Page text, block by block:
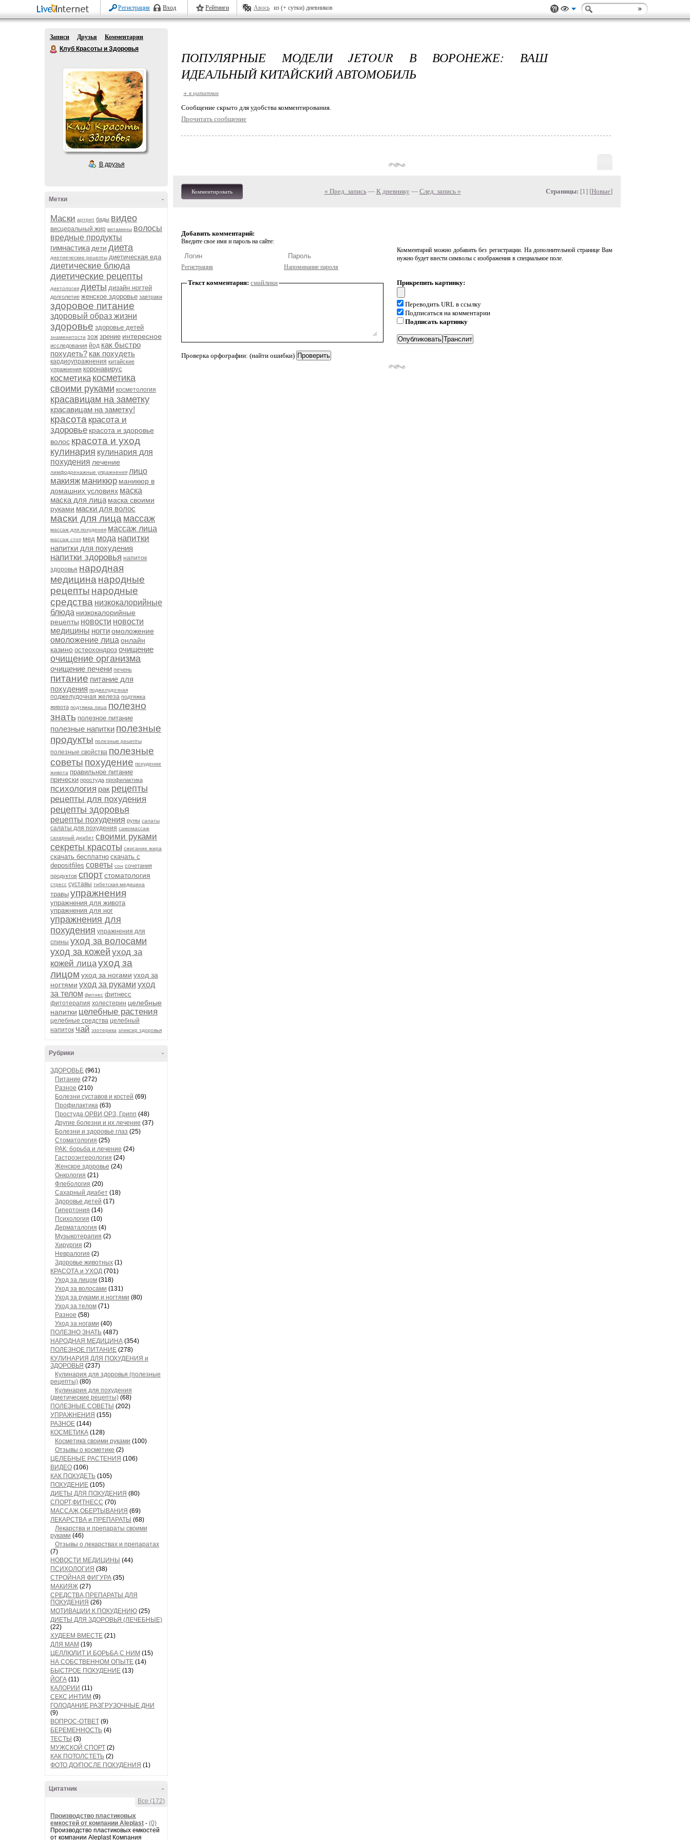
Регистрация Вход Рейтинги Авось из (+ сутки) дневников
Записи Друзья
Комментарии
Клуб Красоты и Здоровья
В друзья
-
Метки
Маски артрит бады видео
висцеральный жир витамины волосы
вредные продукты
гимнастика дети диета
диетиеческие рецепты диетическая еда
диетические блюда
диетические рецепты
диетология диеты дизайн ногтей
долголетие женское здоровье завтраки
здоровое питание
здоровый образ жизни
здоровье здоровье детей
знаменитости зож зрение интересное
исследования йод как быстро
похудеть? как похудеть
кардиоупражнения китайские
упражнения коронавирус
косметика косметика
своими руками косметология
красавицам на заметку
красавицам на заметку!
красота красота и
здоровье красота и здоровье
волос красота и уход
кулинария кулинария для
похудения лечение
лимфодренажные упражнения лицо
макияж маникюр маникюр в
домашних условиях маска
маска для лица маска своими
руками маски для волос
маски для лица массаж
массаж для похудения массаж лица
массаж стоп мед мода напитки
напитки для похудения
напитки здоровья напиток
здоровья народная
медицина народные
рецепты народные
средства низкокалорийные
блюда низкокалорийные
рецепты новости новости
медицины ногтиомоложение
омоложение лица онлайн
казино остеохондроз очищение
очищение организма
очищение печени печень
питание питание для
похудения поджелудочная
поджелудочная железа подтяжка
живота подтяжка лица полезно
знать полезное питание
полезные напитки полезные
продукты полезные рецепты
полезные свойства полезные
советы похудение похудение
живота правильное питание
прически простуда профилактика
психология рак рецепты
рецепты для похудения
рецепты здоровья
рецепты похудения руны салаты
салаты для похудения самомассаж
сахарный диабет своими руками
секреты красоты сжигание жира
скачать бесплатно скачать с
depositfiles советы сон сочетания
продуктов спортстоматология
стресс суставы тибетская медицина
травы упражнения
упражнения для живота
упражнения для ног
упражнения для
похудения упражнения для
спины уход за волосами
уход за кожей уход за
кожей лицауход за
лицом уход за ногами уход за
ногтями уход за руками уход
за телом фитнес фитнесс
фитотерапия холестерин целебные
напитки целебные растения
целебные средства целебный
напиток чай эзотерика эликсир здоровья
-
Рубрики
ЗДОРОВЬЕ (961)
Питание (272)
Разное (210)
Болезни суставов и костей (69)
Профилактика (63)
Простуда,ОРВИ,ОРЗ, Грипп (48)
Другие болезни и их лечение (37)
Болезни и здоровье глаз (25)
Стоматология (25)
РАК: борьба и лечение (24)
Гастроэнтерология (24)
Женское здоровье (24)
Онкология (21)
Флебология (20)
Сахарный диабет (18)
Здоровье детей (17)
Гипертония (14)
Психология (10)
Дерматалогия (4)
Музыкотерапия (2)
Хирургия (2)
Невралогия (2)
Здоровье животных (1)
КРАСОТА и УХОД (701)
Уход за лицом (318)
Уход за волосами (131)
Уход за руками и ногтями (80)
Уход за телом (71)
Разное (58)
Уход за ногами (40)
ПОЛЕЗНО ЗНАТЬ (487)
НАРОДНАЯ МЕДИЦИНА (354)
ПОЛЕЗНОЕ ПИТАНИЕ (278)
КУЛИНАРИЯ ДЛЯ ПОХУДЕНИЯ и
ЗДОРОВЬЯ (237)
Кулинария для здоровья (полезные
рецепты) (80)
Кулинария для похудения
(диетические рецепты) (68)
ПОЛЕЗНЫЕ СОВЕТЫ (202)
УПРАЖНЕНИЯ (155)
РАЗНОЕ (144)
КОСМЕТИКА (128)
Косметика своими руками (100)
Отзывы о косметике (2)
ЦЕЛЕБНЫЕ РАСТЕНИЯ (106)
ВИДЕО (106)
КАК ПОХУДЕТЬ (105)
ПОХУДЕНИЕ (105)
ДИЕТЫ ДЛЯ ПОХУДЕНИЯ (80)
СПОРТ,ФИТНЕСС (70)
МАССАЖ,ОБЕРТЫВАНИЯ (69)
ЛЕКАРСТВА и ПРЕПАРАТЫ (68)
Лекарства и препараты своими
руками (46)
Отзывы о лекарствах и препаратах
(7)
НОВОСТИ МЕДИЦИНЫ (44)
ПСИХОЛОГИЯ (38)
СТРОЙНАЯ ФИГУРА (35)
МАКИЯЖ (27)
СРЕДСТВА,ПРЕПАРАТЫ ДЛЯ
ПОХУДЕНИЯ (26)
МОТИВАЦИИ К ПОХУДЕНИЮ (25)
ДИЕТЫ ДЛЯ ЗДОРОВЬЯ (ЛЕЧЕБНЫЕ)
(22)
ХУДЕЕМ ВМЕСТЕ (21)
ДЛЯ МАМ (19)
ЦЕЛЛЮЛИТ И БОРЬБА С НИМ (15)
НА СОБСТВЕННОМ ОПЫТЕ (14)
БЫСТРОЕ ПОХУДЕНИЕ (13)
ЙОГА (11)
КАЛОРИИ (11)
СЕКС,ИНТИМ (9)
ГОЛОДАНИЕ,РАЗГРУЗОЧНЫЕ ДНИ
(9)
ВОПРОС-ОТВЕТ (9)
БЕРЕМЕННОСТЬ (4)
ТЕСТЫ (3)
МУЖСКОЙ СПОРТ (2)
КАК ПОТОЛСТЕТЬ (2)
ФОТО ДО/ПОСЛЕ ПОХУДЕНИЯ (1)
-
Цитатник
Все (172)
Производство пластиковых
емкостей от компании Aleplast - (0)
Производство пластиковых емкостей
от компании Aleplast Компания
ПОПУЛЯРНЫЕ МОДЕЛИ JETOUR В ВОРОНЕЖЕ: ВАШ
ИДЕАЛЬНЫЙ КИТАЙСКИЙ АВТОМОБИЛЬ
+ в цитатник
Cообщение скрыто для удобства комментирования.
Прочитать сообщение
Комментировать « Пред. запись— К дневнику — След. запись » Страницы: [1] [Новые]
Добавить комментарий:
Введите свое имя и пароль на сайте:
Регистрация Напоминание пароля
Комментарий можно добавить без регистрации. На дополнительной странице Вам
нужно будет ввести символы с изображения в специальное поле.
Текст комментария: смайлики
Проверка орфографии: (найти ошибки)
Прикрепить картинку:
Переводить URL в ссылку
Подписаться на комментарии
Подписать картинку